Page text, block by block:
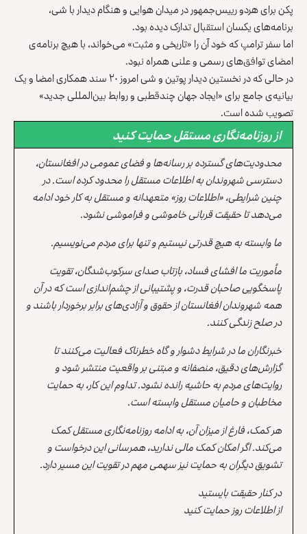
پکن برای هردو رییس‌جمهور در میدان هوایی و هنگام دیدار با شی،
برنامه‌های یکسان استقبال تدارک دیده بود.
اما سفر ترامپ که خود آن را «تاریخی و مثبت» می‌خواند، با هیچ برنامه‌ی
امضای توافق‌های رسمی و علنی همراه نبود.
در حالی که در نخستین دیدار پوتین و شی امروز ۲۰ سند همکاری امضا و یک
بیانیه‌ی جامع برای «ایجاد جهان چندقطبی و روابط بین‌المللی جدید»
تصویب شده است.
از روزنامه‌نگاری مستقل حمایت کنید
محدودیت‌های گسترده بر رسانه‌ها و فضای عمومی در افغانستان،
دسترسی شهروندان به اطلاعات مستقل را محدود کرده است. در
چنین شرایطی، «اطلاعات روز» متعهدانه و مستقل به کار خود ادامه
می‌دهد تا حقیقت قربانی خاموشی و فراموشی نشود.
ما وابسته به هیچ قدرتی نیستیم و تنها برای مردم می‌نویسیم.
مأموریت ما افشای فساد، بازتاب صدای سرکوب‌شدگان، تقویت
پاسخگویی صاحبان قدرت، و پشتیبانی از چشم‌اندازی است که در آن
همه شهروندان افغانستان از حقوق و آزادی‌های برابر برخوردار باشند و
در صلح زندگی کنند.
خبرنگاران ما در شرایط دشوار و گاه خطرناک فعالیت می‌کنند تا
گزارش‌های دقیق، منصفانه و مبتنی بر واقعیت منتشر شود و
روایت‌های مردم به حاشیه رانده نشود. تداوم این کار، به حمایت
مخاطبان و حامیان مستقل وابسته است.
هر کمک، فارغ از میزان آن، به ادامه روزنامه‌نگاری مستقل کمک
می‌کند. اگر امکان کمک مالی ندارید، همرسانی این درخواست و
تشویق دیگران به حمایت نیز سهمی مهم در تقویت این مسیر دارد.
در کنار حقیقت بایستید
از اطلاعات روز حمایت کنید